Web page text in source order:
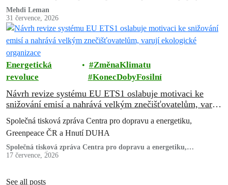
červen od…
Mehdi Leman
31 července, 2026
Energetická
revoluce
ZměnaKlimatu
KonecDobyFosilní
Návrh revize systému EU ETS1 oslabuje motivaci ke
snižování emisí a nahrává velkým znečišťovatelům, varují
ekologické organizace
Společná tisková zpráva Centra pro dopravu a energetiku,
Greenpeace ČR a Hnutí DUHA
Společná tisková zpráva Centra pro dopravu a energetiku,
Greenpeace ČR a Hnutí DUHA
17 července, 2026
See all posts